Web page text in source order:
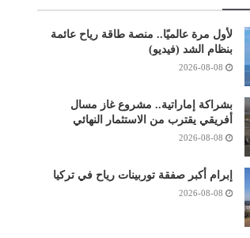
لأول مرة عالميًا.. منصة طاقة رياح عائمة
بنظام الشد (فيديو)
2026-08-08
بشراكة إماراتية.. مشروع غاز مسال
أفريقي يقترب من الاستثمار النهائي
2026-08-08
إبرام أكبر صفقة توربينات رياح في تركيا
2026-08-08